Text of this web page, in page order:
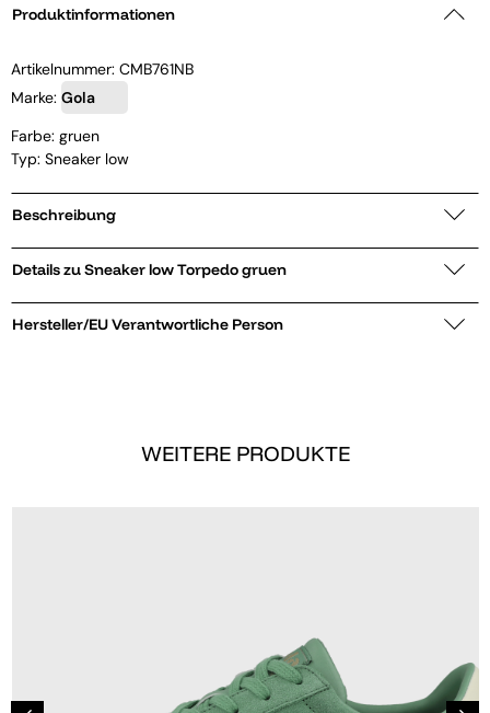
Produktinformationen
Artikelnummer: CMB761NB
Marke: Gola
Farbe: gruen
Typ: Sneaker low
Beschreibung
Details zu Sneaker low Torpedo gruen
Hersteller/EU Verantwortliche Person
WEITERE PRODUKTE